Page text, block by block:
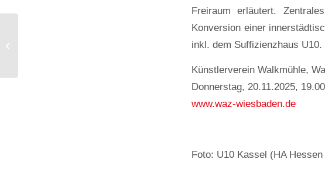
Freiraum erläutert.
Konversion einer
inkl. dem Suffizienzhaus U10.
Künstlerverein Walkmühle,
Donnerstag, 20.11.2025,
www.waz-wiesbaden.de
Foto: U10 Kassel (HA